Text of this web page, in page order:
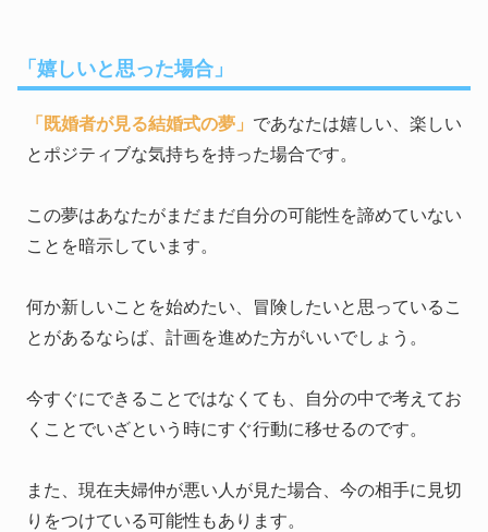
「嬉しいと思った場合」
「既婚者が見る結婚式の夢」 であなたは嬉しい、楽しい
とポジティブな気持ちを持った場合です。
この夢はあなたがまだまだ自分の可能性を諦めていない
ことを暗示しています。
何か新しいことを始めたい、冒険したいと思っているこ
とがあるならば、計画を進めた方がいいでしょう。
今すぐにできることではなくても、自分の中で考えてお
くことでいざという時にすぐ行動に移せるのです。
また、現在夫婦仲が悪い人が見た場合、今の相手に見切
りをつけている可能性もあります。